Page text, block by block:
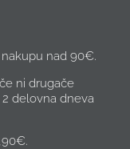
nad 90€.
ni drugače
2 delovna dneva